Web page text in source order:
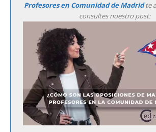
Profesores en Comunidad de Madridte
consultes nuestro post: